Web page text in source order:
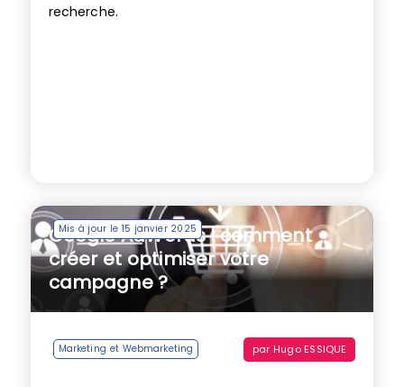
recherche.
Mis à jour le 15 janvier 2025
Google AdWords : comment
créer et optimiser votre
campagne ?
Marketing et Webmarketing par Hugo ESSIQUE